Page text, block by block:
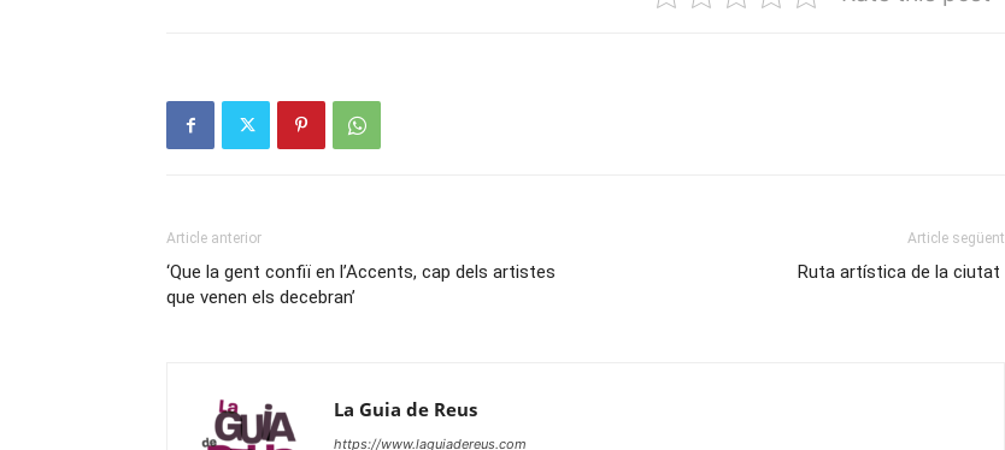
Article anterior
‘Que la gent confiï en l’Accents, cap dels artistes
que venen els decebran’
Article següent
Ruta artística de la ciutat
La Guia de Reus
https://www.laguiadereus.com